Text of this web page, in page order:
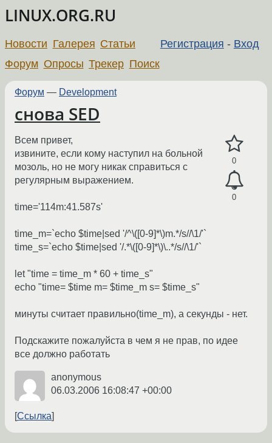
LINUX.ORG.RU
Регистрация - Вход
Новости Галерея Статьи
Форум Опросы Трекер Поиск
Форум — Development
снова SED
0
0
Всем привет,
извините, если кому наступил на больной
мозоль, но не могу никак справиться с
регулярным выражением.
time='114m:41.587s'
time_m=`echo $time|sed '/^\([0-9]*\)m.*/s//\1/'`
time_s=`echo $time|sed '/.*\([0-9]*\)\..*/s//\1/'`
let "time = time_m * 60 + time_s"
echo "time= $time m= $time_m s= $time_s"
минуты считает правильно(time_m), а секунды - нет.
Подскажите пожалуйста в чем я не прав, по идее
все должно работать
anonymous
06.03.2006 16:08:47 +00:00
Ссылка